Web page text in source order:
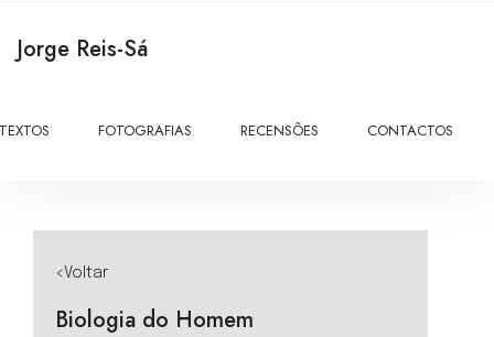
Jorge Reis-Sá
TEXTOS FOTOGRAFIAS RECENSÕES CONTACTOS
<Voltar
Biologia do Homem